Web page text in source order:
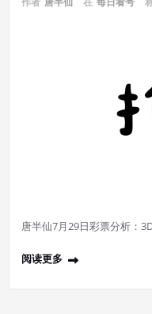
唐半仙7月29日彩票分析：
阅读更多